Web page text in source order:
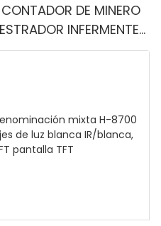
DE MINERO
INFERMENTE-
blanca/IR/UV/mg